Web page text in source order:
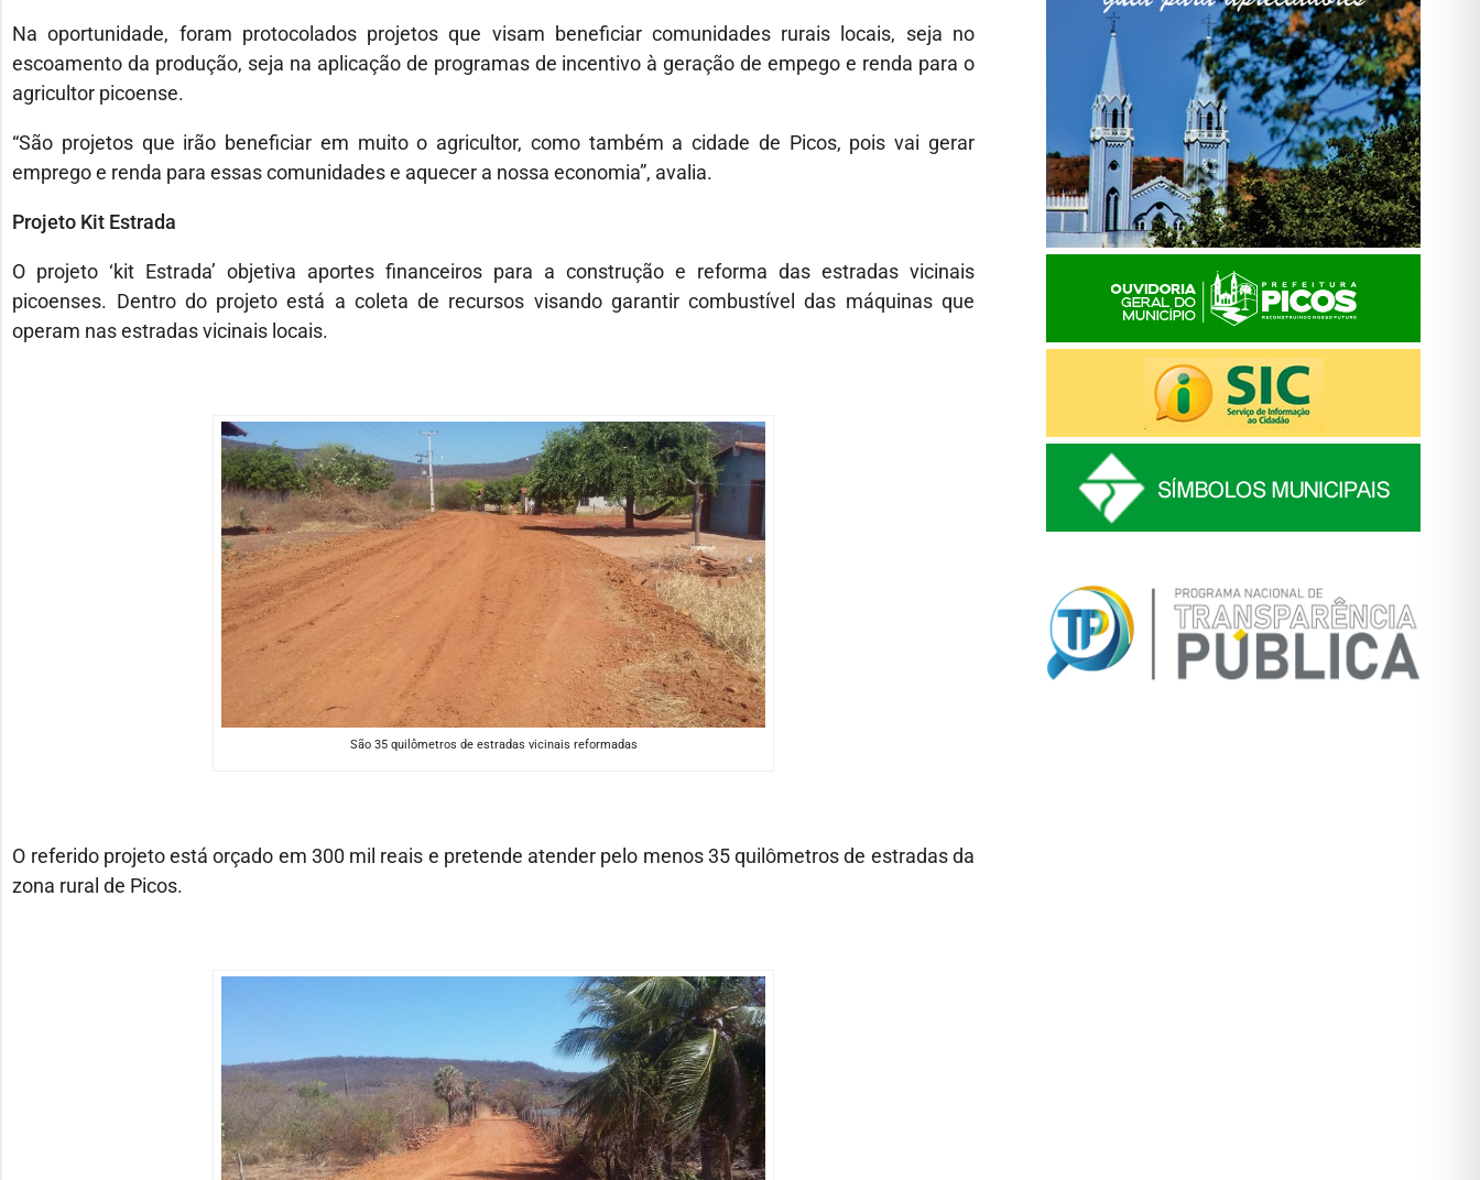
Na oportunidade, foram protocolados projetos que visam beneficiar comunidades rurais locais, seja no
escoamento da produção, seja na aplicação de programas de incentivo à geração de empego e renda para o
agricultor picoense.
“São projetos que irão beneficiar em muito o agricultor, como também a cidade de Picos, pois vai gerar
emprego e renda para essas comunidades e aquecer a nossa economia”, avalia.
Projeto Kit Estrada
O projeto ‘kit Estrada’ objetiva aportes financeiros para a construção e reforma das estradas vicinais
picoenses. Dentro do projeto está a coleta de recursos visando garantir combustível das máquinas que
operam nas estradas vicinais locais.
São 35 quilômetros de estradas vicinais reformadas
O referido projeto está orçado em 300 mil reais e pretende atender pelo menos 35 quilômetros de estradas da
zona rural de Picos.